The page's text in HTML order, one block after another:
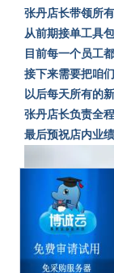
张丹店长带领所
从前期接单工具
目前每一个员工
接下来需要把咱
以后每天所有的
张丹店长负责全
最后预祝店内业